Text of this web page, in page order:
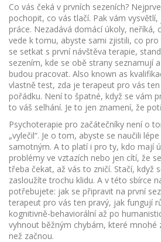
Co vás čeká v prvních sezeních?
pochopit, co vás tlačí. Pak vám
práce. Nezadává domácí úkoly, neříká,
vede k tomu, abyste sami zjistili, co
se setkat s první návštěva terapie,
sezením, kde se obě strany seznamují
budou pracovat. Also known as
vlastně test, zda je terapeut pro vás ten
pořádku. Není to špatné, když se vám
to váš selhání. Je to jen znamení, že
Psychoterapie pro začátečníky není o
„vylečil“. Je o tom, abyste se naučili
samotným. A to platí i pro ty, kdo mají
problémy ve vztazích nebo jen cítí, že
třeba čekat, až vás to zničí. Stačí, když
zasloužíte trochu klidu. A v této sbírce
potřebujete: jak se připravit na první
terapeut pro vás ten pravý, jak fungují
kognitivně-behaviorální až po
vyhnout běžným chybám, které mnohé
než začnou.